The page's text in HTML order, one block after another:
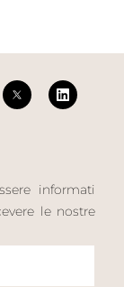
informati
le nostre